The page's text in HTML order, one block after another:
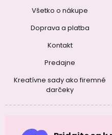
Všetko o nákupe
Doprava a platba
Kontakt
Predajne
Kreatívne sady ako firemné
darčeky